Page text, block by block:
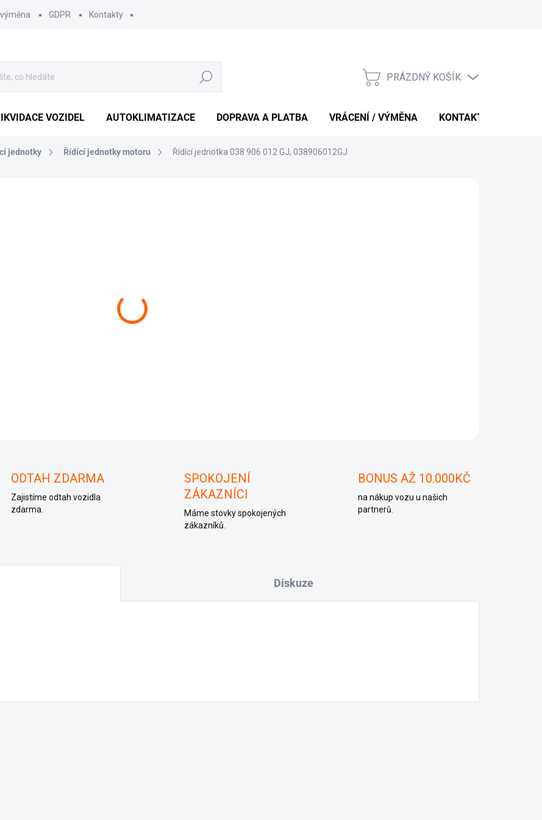
GDPR Kontakty
Hledat
NÁKUPNÍ
PRÁZDNÝ KOŠÍK
VOZIDEL AUTOKLIMATIZACE DOPRAVA A PLATBA VRÁCENÍ / VÝMĚNA KONTAKTY
jednotky Řídící jednotky motoru Řídící jednotka 038 906 012 GJ, 038906012GJ
ODTAH ZDARMA
Zajistíme odtah vozidla
zdarma.
SPOKOJENÍ
ZÁKAZNÍCI
Máme stovky spokojených
zákazníků.
BONUS AŽ 10.000KČ
na nákup vozu u našich
partnerů.
Diskuze